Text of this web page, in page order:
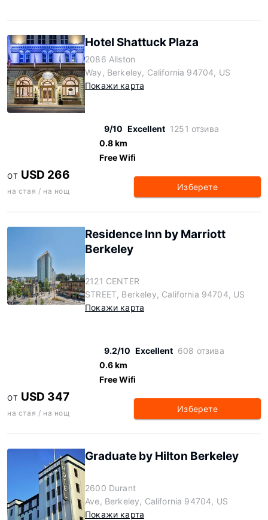
Hotel Shattuck Plaza
2086 Allston
Way, Berkeley, California 94704, US
Покажи карта
9/10 Excellent 1251 отзива
0.8 km
Free Wifi
ОТ USD 266
на стая / на нощ Изберете
Residence Inn by Marriott
Berkeley
2121 CENTER
STREET, Berkeley, California 94704, US
Покажи карта
9.2/10 Excellent 608 отзива
0.6 km
Free Wifi
ОТ USD 347
на стая / на нощ Изберете
Graduate by Hilton Berkeley
2600 Durant
Ave, Berkeley, California 94704, US
Покажи карта